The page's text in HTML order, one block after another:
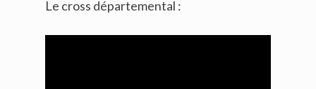
Le cross départemental :